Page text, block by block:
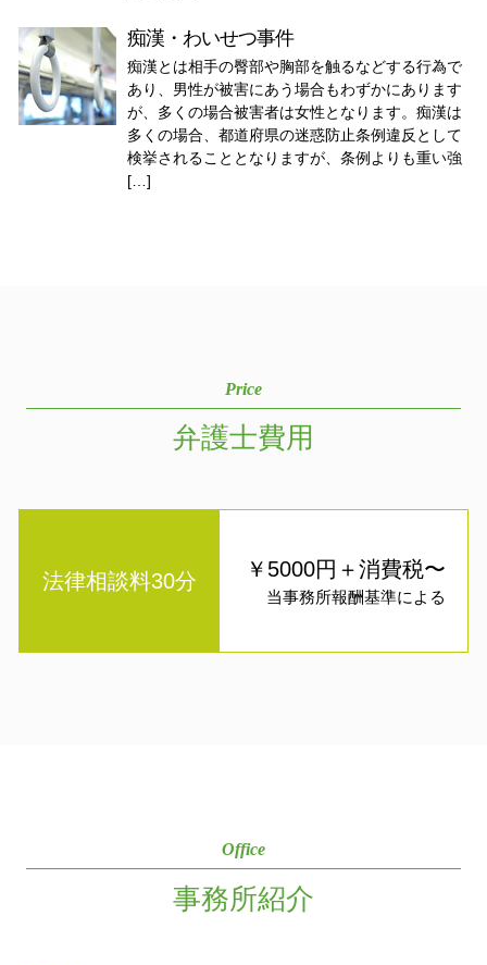
痴漢・わいせつ事件
痴漢とは相手の臀部や胸部を触るなどする行為で
あり、男性が被害にあう場合もわずかにあります
が、多くの場合被害者は女性となります。痴漢は
多くの場合、都道府県の迷惑防止条例違反として
検挙されることとなりますが、条例よりも重い強
[…]
Price
弁護士費用
法律相談料30分 ￥5000円＋消費税〜
当事務所報酬基準による
Office
事務所紹介